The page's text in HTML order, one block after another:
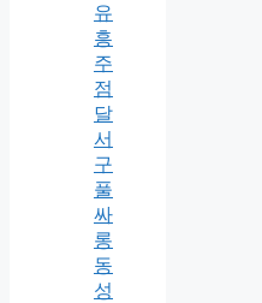
유
흥
주
점
달
서
구
풀
싸
롱
동
성